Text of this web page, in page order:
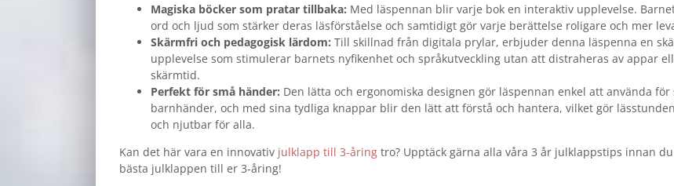
Magiska böcker som pratar tillbaka: Med läspennan blir varje bok en interaktiv upplevelse.
ord och ljud som stärker deras läsförståelse och samtidigt gör varje berättelse roligare och mer
Skärmfri och pedagogisk lärdom: Till skillnad från digitala prylar, erbjuder denna läspenna en
upplevelse som stimulerar barnets nyfikenhet och språkutveckling utan att distraheras av appar
skärmtid.
Perfekt för små händer: Den lätta och ergonomiska designen gör läspennan enkel att använda för
barnhänder, och med sina tydliga knappar blir den lätt att förstå och hantera, vilket gör
och njutbar för alla.
Kan det här vara en innovativ julklapp till 3-åring tro? Upptäck gärna alla våra 3 år julklappstips innan
bästa julklappen till er 3-åring!